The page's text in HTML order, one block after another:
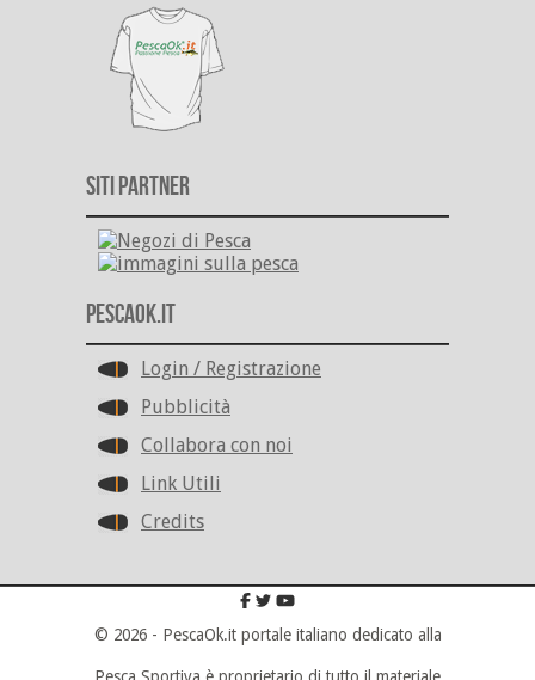
Siti Partner
PescaOk.it
Login / Registrazione
Pubblicità
Collabora con noi
Link Utili
Credits
© 2026 - PescaOk.it portale italiano dedicato alla